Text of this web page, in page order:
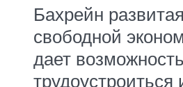
Бахрейн
свободной
дает возможность